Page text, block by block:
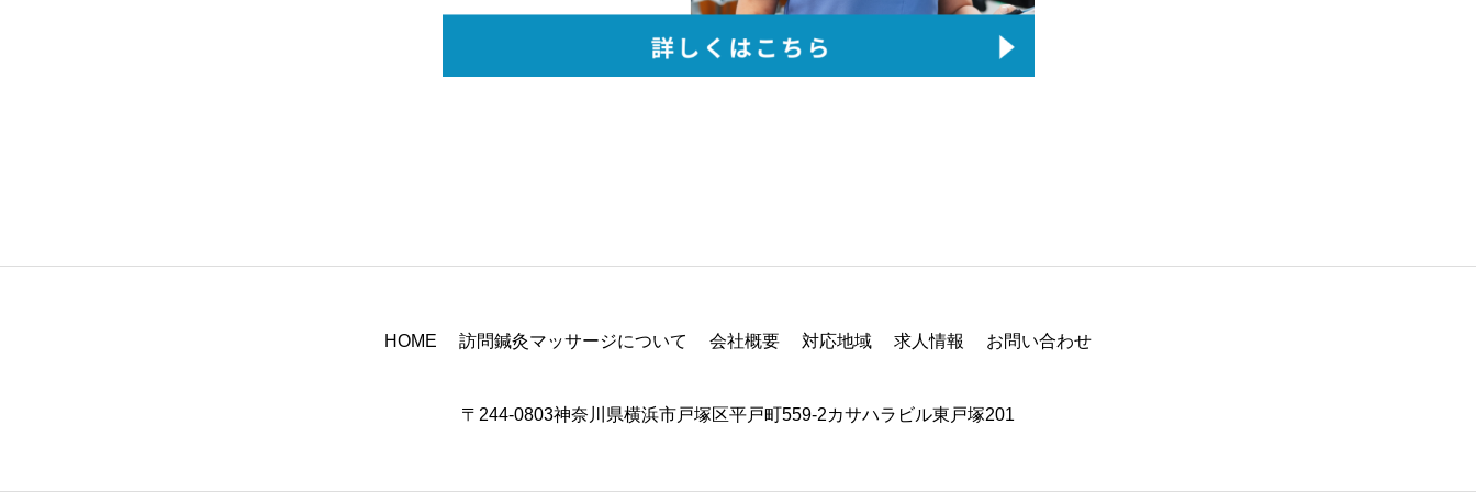
HOME 訪問鍼灸マッサージについて 会社概要 対応地域 求人情報 お問い合わせ
〒244-0803神奈川県横浜市戸塚区平戸町559-2カサハラビル東戸塚201